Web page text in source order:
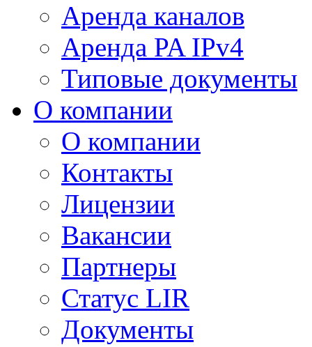
Аренда каналов
Аренда PA IPv4
Типовые документы
О компании
О компании
Контакты
Лицензии
Вакансии
Партнеры
Статус LIR
Документы